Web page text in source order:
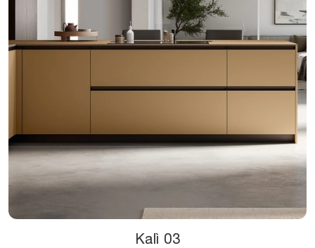
Kalì 03